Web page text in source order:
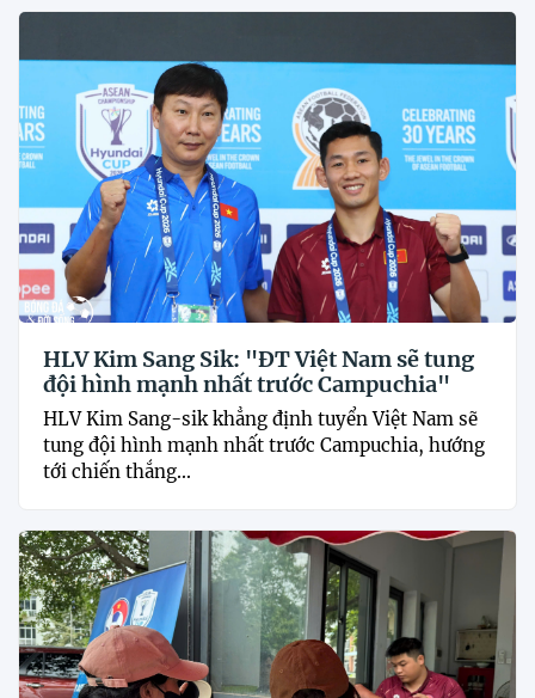
HLV Kim Sang Sik: "ĐT Việt Nam sẽ tung
đội hình mạnh nhất trước Campuchia"
HLV Kim Sang-sik khẳng định tuyển Việt Nam sẽ
tung đội hình mạnh nhất trước Campuchia, hướng
tới chiến thắng...